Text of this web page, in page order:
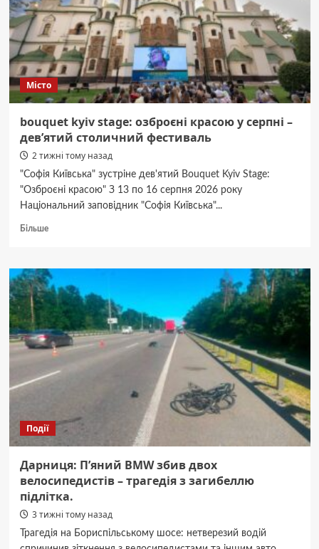
класі
та
екскурсії
заповідником.
Місто
bouquet kyiv stage: озброєні красою у серпні –
дев’ятий столичний фестиваль
2 тижні тому назад
"Софія Київська" зустріне дев'ятий Bouquet Kyiv Stage:
"Озброєні красою" З 13 по 16 серпня 2026 року
Національний заповідник "Софія Київська"...
БільшеДокладніше
kyiv
stage:
озброєні
красою
у
серпні
–
столичний
Події
Дарниця: П’яний BMW збив двох
велосипедистів – трагедія з загибеллю
підлітка.
3 тижні тому назад
Трагедія на Бориспільському шосе: нетверезий водій